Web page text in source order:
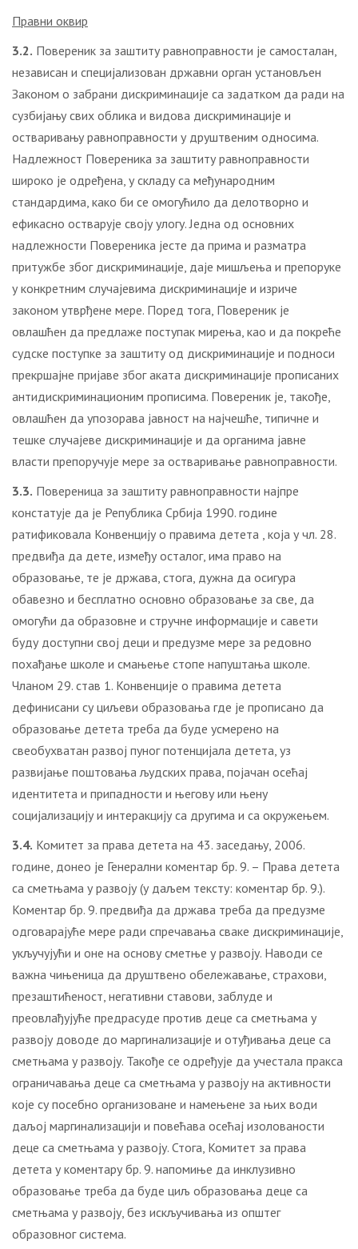
Правни оквир
3.2. Повереник за заштиту равноправности је самосталан,
независан и специјализован државни орган установљен
Законом о забрани дискриминације са задатком да ради на
сузбијању свих облика и видова дискриминације и
остваривању равноправности у друштвеним односима.
Надлежност Повереника за заштиту равноправности
широко је одређена, у складу са међународним
стандардима, како би се омогућило да делотворно и
ефикасно остварује своју улогу. Једна од основних
надлежности Повереника јесте да прима и разматра
притужбе због дискриминације, даје мишљења и препоруке
у конкретним случајевима дискриминације и изриче
законом утврђене мере. Поред тога, Повереник је
овлашћен да предлаже поступак мирења, као и да покреће
судске поступке за заштиту од дискриминације и подноси
прекршајне пријаве због аката дискриминације прописаних
антидискриминационим прописима. Повереник је, такође,
овлашћен да упозорава јавност на најчешће, типичне и
тешке случајеве дискриминације и да органима јавне
власти препоручује мере за остваривање равноправности.
3.3. Повереница за заштиту равноправности најпре
констатује да је Република Србија 1990. године
ратификовала Конвенцију о правима детета , која у чл. 28.
предвиђа да дете, између осталог, има право на
образовање, те је држава, стога, дужна да осигура
обавезно и бесплатно основно образовање за све, да
омогући да образовне и стручне информације и савети
буду доступни свој деци и предузме мере за редовно
похађање школе и смањење стопе напуштања школе.
Чланом 29. став 1. Конвенције о правима детета
дефинисани су циљеви образовања где је прописано да
образовање детета треба да буде усмерено на
свеобухватан развој пуног потенцијала детета, уз
развијање поштовања људских права, појачан осећај
идентитета и припадности и његову или њену
социјализацију и интеракцију са другима и са окружењем.
3.4. Комитет за права детета на 43. заседању, 2006.
године, донео је Генерални коментар бр. 9. – Права детета
са сметњама у развоју (у даљем тексту: коментар бр. 9.).
Коментар бр. 9. предвиђа да држава треба да предузме
одговарајуће мере ради спречавања сваке дискриминације,
укључујући и оне на основу сметње у развоју. Наводи се
важна чињеница да друштвено обележавање, страхови,
презаштићеност, негативни ставови, заблуде и
преовлађујуће предрасуде против деце са сметњама у
развоју доводе до маргинализације и отуђивања деце са
сметњама у развоју. Такође се одређује да учестала пракса
ограничавања деце са сметњама у развоју на активности
које су посебно организоване и намењене за њих води
даљој маргинализацији и повећава осећај изолованости
деце са сметњама у развоју. Стога, Комитет за права
детета у коментару бр. 9. напомиње да инклузивно
образовање треба да буде циљ образовања деце са
сметњама у развоју, без искључивања из општег
образовног система.